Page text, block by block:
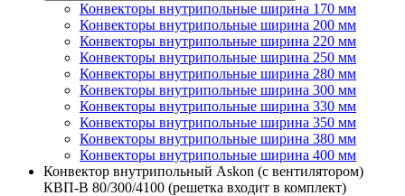
Конвекторы внутрипольные ширина 170 мм
Конвекторы внутрипольные ширина 200 мм
Конвекторы внутрипольные ширина 220 мм
Конвекторы внутрипольные ширина 250 мм
Конвекторы внутрипольные ширина 280 мм
Конвекторы внутрипольные ширина 300 мм
Конвекторы внутрипольные ширина 330 мм
Конвекторы внутрипольные ширина 350 мм
Конвекторы внутрипольные ширина 380 мм
Конвекторы внутрипольные ширина 400 мм
Конвектор внутрипольный Askon (с вентилятором)
КВП-В 80/300/4100 (решетка входит в комплект)